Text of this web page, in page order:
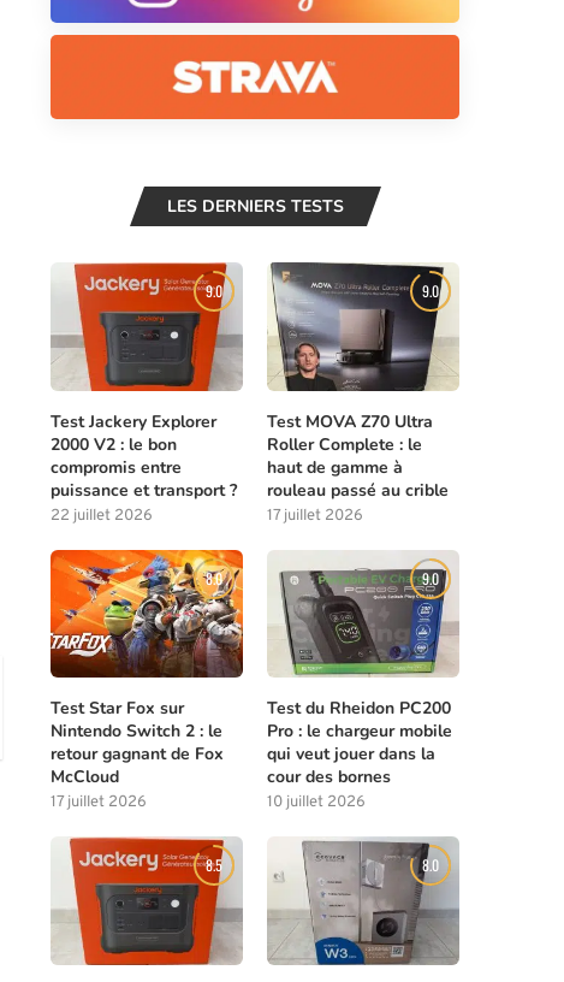
LES DERNIERS TESTS
9.0
Test Jackery Explorer
2000 V2 : le bon
compromis entre
puissance et transport ?
22 juillet 2026
9.0
Test MOVA Z70 Ultra
Roller Complete : le
haut de gamme à
rouleau passé au crible
17 juillet 2026
8.0
Test Star Fox sur
Nintendo Switch 2 : le
retour gagnant de Fox
McCloud
17 juillet 2026
9.0
Test du Rheidon PC200
Pro : le chargeur mobile
qui veut jouer dans la
cour des bornes
10 juillet 2026
8.5 8.0